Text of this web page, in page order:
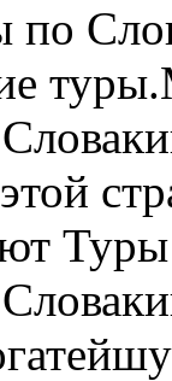
по